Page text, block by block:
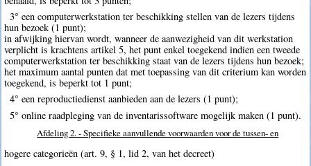
3° een computerwerkstation ter beschikking stellen van de lezers tijdens
hun bezoek (1 punt);
in afwijking hiervan wordt, wanneer de aanwezigheid van dit werkstation
verplicht is krachtens artikel 5, het punt enkel toegekend indien een tweede
computerwerkstation ter beschikking staat van de lezers tijdens hun bezoek;
het maximum aantal punten dat met toepassing van dit criterium kan worden
toegekend, is beperkt tot 1 punt;
4° een reproductiedienst aanbieden aan de lezers (1 punt);
5° online raadpleging van de inventarissoftware mogelijk maken (1 punt).
Afdeling 2. - Specifieke aanvullende voorwaarden voor de tussen- en
hogere categorieën (art. 9, § 1, lid 2, van het decreet)